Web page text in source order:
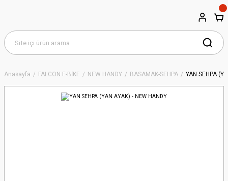
Anasayfa FALCON E-BİKE NEW HANDY BASAMAK-SEHPA YAN SEHPA